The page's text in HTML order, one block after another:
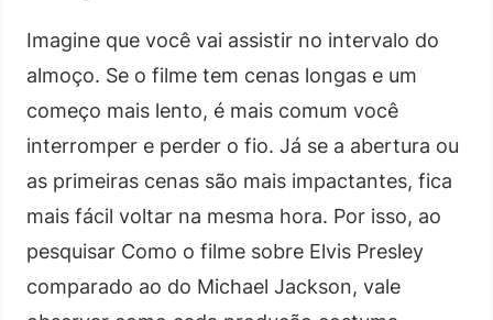
Imagine que você vai assistir no intervalo do
almoço. Se o filme tem cenas longas e um
começo mais lento, é mais comum você
interromper e perder o fio. Já se a abertura ou
as primeiras cenas são mais impactantes, fica
mais fácil voltar na mesma hora. Por isso, ao
pesquisar Como o filme sobre Elvis Presley
comparado ao do Michael Jackson, vale